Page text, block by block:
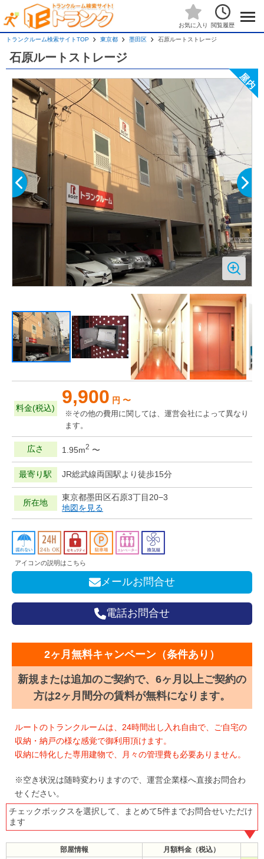
お気に入り 閲覧履歴
トランクルーム検索サイトTOP 東京都 墨田区 石原ルートストレージ
石原ルートストレージ
料金(税込)
9,900 円 〜
※その他の費用に関しては、運営会社によって異なり
ます。
広さ 1.95m2 〜
最寄り駅 JR総武線両国駅より徒歩15分
所在地
東京都墨田区石原3丁目20−3
地図を見る
アイコンの説明はこちら
メールお問合せ
電話お問合せ
2ヶ月無料キャンペーン（条件あり）
新規または追加のご契約で、6ヶ月以上ご契約の
方は2ヶ月間分の賃料が無料になります。
ルートのトランクルームは、24時間出し入れ自由で、ご自宅の
収納・納戸の様な感覚で御利用頂けます。
収納に特化した専用建物で、月々の管理費も必要ありません。
※空き状況は随時変わりますので、運営企業様へ直接お問合わ
せください。
チェックボックスを選択して、まとめて5件までお問合せいただけ
ます
部屋情報 月額料金（税込）